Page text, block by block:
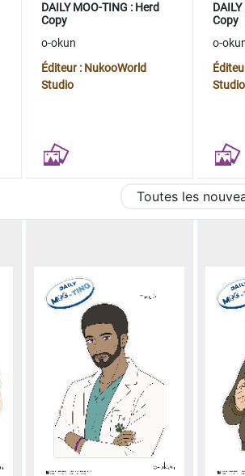
DAILY MOO-TING : Herd
Copy
o-okun
Éditeur : NukooWorld
Studio
Copy
o-
Studio
Toutes les